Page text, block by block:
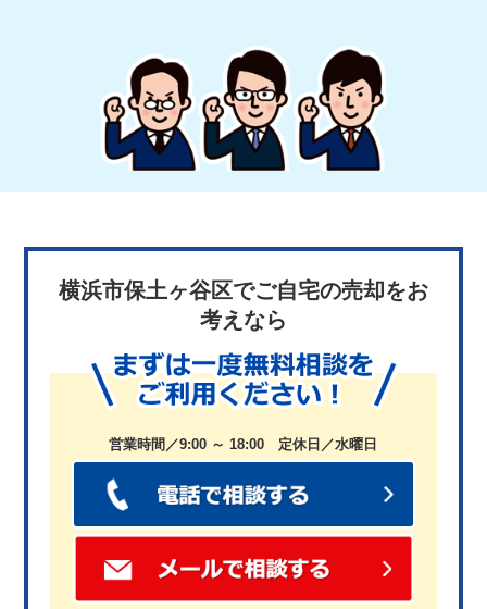
横浜市保土ヶ谷区でご自宅の売却をお
考えなら
営業時間／9:00 ～ 18:00 定休日／水曜日